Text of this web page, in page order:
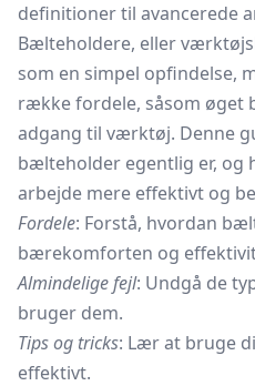
definitioner til avancerede
Bælteholdere, eller
som en simpel opfindelse,
række fordele, såsom
adgang til værktøj. Denne
bælteholder egentlig er, og
arbejde mere effektivt og
Fordele: Forstå, hvordan
bærekomforten og
Almindelige fejl: Undgå de
bruger dem.
Tips og tricks: Lær at bruge
effektivt.